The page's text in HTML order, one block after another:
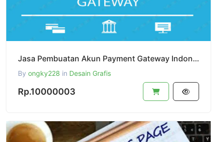
Jasa Pembuatan Akun Payment Gateway Indonesia Seperti Xendit,Midtrans,Ipaymu,Dll - 100% Tanpa Syarat
By ongky228 in Desain Grafis
Rp.10000003